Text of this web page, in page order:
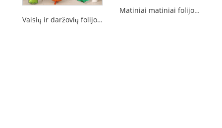
Vaisių ir daržovių folijos balionai
Matiniai matiniai folijos balionai